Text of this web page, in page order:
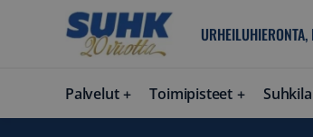
Palvelut Toimipisteet